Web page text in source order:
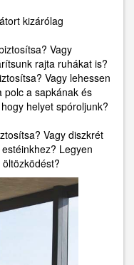
kizárólag
Vagy
rajta ruhákat is?
Vagy lehessen
polc a sapkának és
helyet spóroljunk?
Vagy diszkrét
Legyen